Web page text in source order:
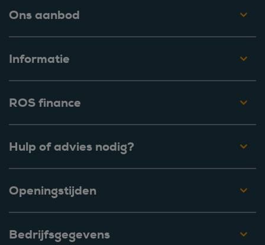
Ons aanbod
Informatie
ROS finance
Hulp of advies nodig?
Openingstijden
Bedrijfsgegevens